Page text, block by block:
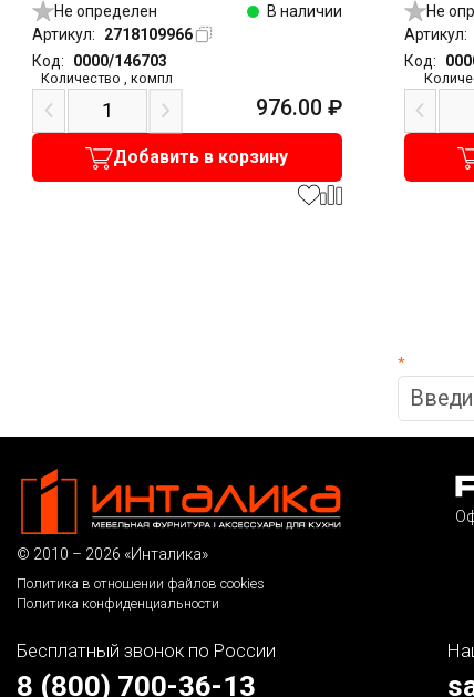
Не определен
В наличии
Артикул:
2718109966
Код:
0000/146703
Количество ,компл
976.00 ₽
Добавить в корзину
Не
Артикул:
Код:
*
© 2010 – 2026 «Инталика»
Политика в отношении файлов cookies
Политика конфиденциальности
Бесплатный звонок по России
8 (800) 700-36-13